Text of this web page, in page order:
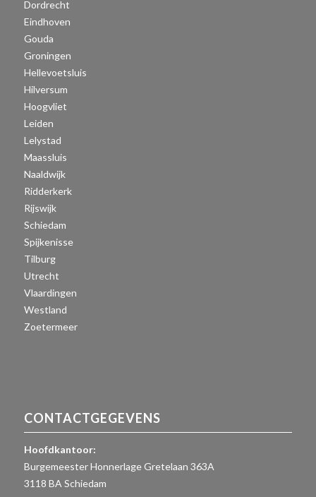
Dordrecht
Eindhoven
Gouda
Groningen
Hellevoetsluis
Hilversum
Hoogvliet
Leiden
Lelystad
Maassluis
Naaldwijk
Ridderkerk
Rijswijk
Schiedam
Spijkenisse
Tilburg
Utrecht
Vlaardingen
Westland
Zoetermeer
CONTACTGEGEVENS
Hoofdkantoor:
Burgemeester Honnerlage Gretelaan 363A
3118 BA Schiedam